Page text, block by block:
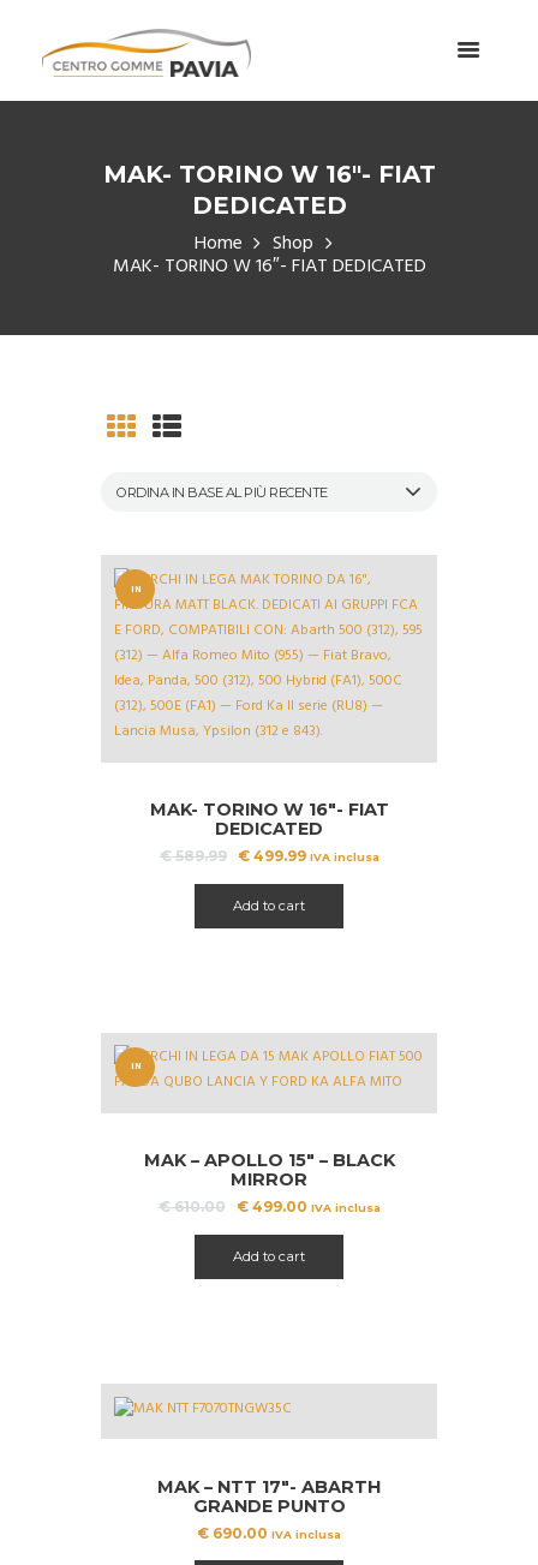
MAK- TORINO W 16″- FIAT
DEDICATED
Home Shop
MAK- TORINO W 16″- FIAT DEDICATED
IN
OFFERT
A!
MAK- TORINO W 16″- FIAT
DEDICATED
€589.99
Il
era:
€ 589.99.
€499.99Il
è:
€ 499.99.
IVA inclusa
Add to cart
IN
MAK – APOLLO 15″ – BLACK
MIRROR
€610.00
Il
era:
€ 610.00.
€499.00Il
€ 499.00.
IVA inclusa
Add to cart
MAK – NTT 17″- ABARTH
GRANDE PUNTO
€ 690.00 IVA inclusa